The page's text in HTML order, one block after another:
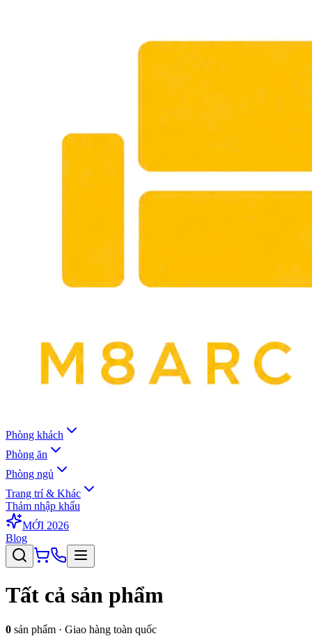
Phòng khách
Phòng ăn
Phòng ngủ
Trang trí & Khác
Thảm nhập khẩu
MỚI 2026
Blog
Tất cả sản phẩm
0 sản phẩm · Giao hàng toàn quốc